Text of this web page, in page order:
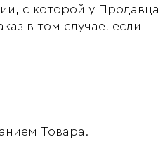
с которой у
в том случае, если
Товара.